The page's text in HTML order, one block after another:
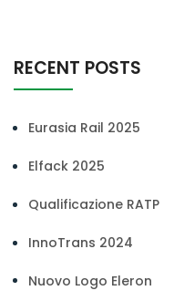
RECENT POSTS
Eurasia Rail 2025
Elfack 2025
Qualificazione RATP
InnoTrans 2024
Nuovo Logo Eleron